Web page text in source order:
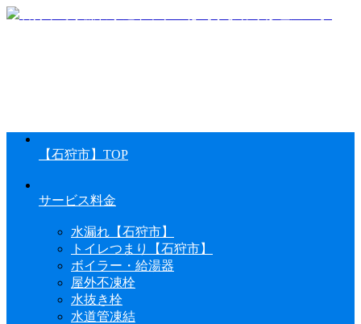
【石狩市】TOP
サービス料金
水漏れ【石狩市】
トイレつまり【石狩市】
ボイラー・給湯器
屋外不凍栓
水抜き栓
水道管凍結